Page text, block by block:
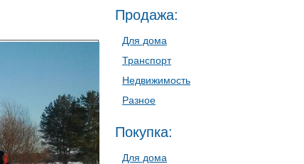
Продажа:
Для дома
Транспорт
Недвижимость
Разное
Покупка:
Для дома